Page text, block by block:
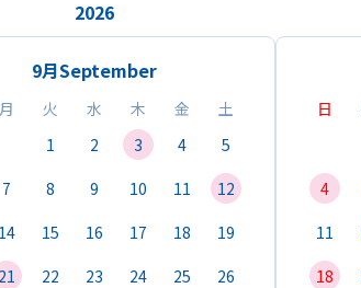
2026
9月September
月 火 水 木 金
土
1
2 3 4
5
7 8 9 10 11
12
14 15 16 17 18
19
21 22 23 24 25
26
日
4
11
18